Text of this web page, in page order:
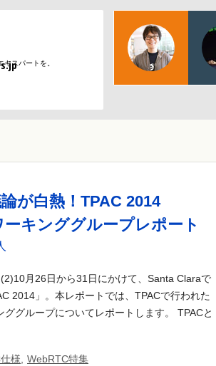
キスパートを。
物
日本
Web
が白熱！TPAC 2014
ーキンググループレポート
月26日から31日にかけて、Santa Claraで
2014」。本レポートでは、TPACで行われた
ググループについてレポートします。 TPACと
様 WebRTC特集